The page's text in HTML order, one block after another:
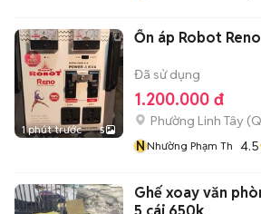
1 phút trước 5
Ổn áp Robot Reno
Đã sử dụng
1.200.000 đ
Phường Linh Tây
NNhường Phạm Th 4.5
Ghế xoay văn